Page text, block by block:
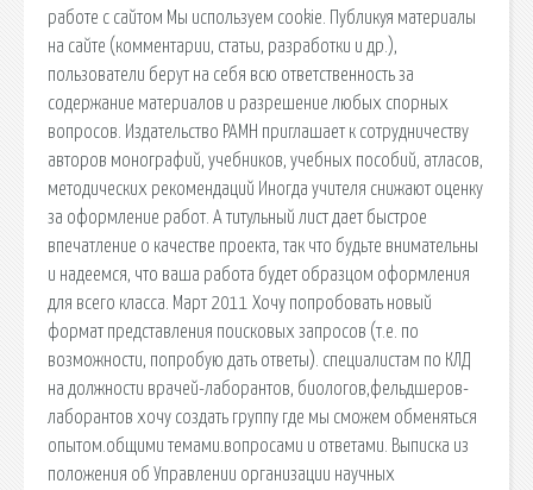
работе с сайтом Мы используем cookie. Публикуя материалы
на сайте (комментарии, статьи, разработки и др.),
пользователи берут на себя всю ответственность за
содержание материалов и разрешение любых спорных
вопросов. Издательство РАМН приглашает к сотрудничеству
авторов монографий, учебников, учебных пособий, атласов,
методических рекомендаций Иногда учителя снижают оценку
за оформление работ. А титульный лист дает быстрое
впечатление о качестве проекта, так что будьте внимательны
и надеемся, что ваша работа будет образцом оформления
для всего класса. Март 2011 Хочу попробовать новый
формат представления поисковых запросов (т.е. по
возможности, попробую дать ответы). cпециалистам по КЛД
на должности врачей-лаборантов, биологов,фельдшеров-
лаборантов хочу создать группу где мы сможем обменяться
опытом.общими темами.вопросами и ответами. Выписка из
положения об Управлении организации научных